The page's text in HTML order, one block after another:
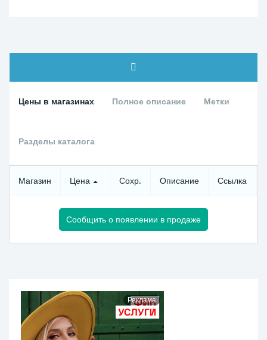
Цены в магазинах Полное описание Метки
Разделы каталога
Магазин Цена Сохр. Описание Ссылка
Сообщить о появлении в продаже
Реклама